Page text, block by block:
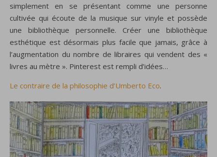
simplement en se présentant comme une personne
cultivée qui écoute de la musique sur vinyle et possède
une bibliothèque personnelle. Créer une bibliothèque
esthétique est désormais plus facile que jamais, grâce à
l’augmentation du nombre de libraires qui vendent des «
livres au mètre ». Pinterest est rempli d’idées…
Le contraire de la philosophie d’Umberto Eco.